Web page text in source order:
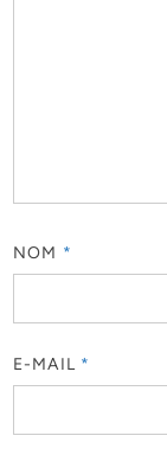
NOM *
E-MAIL *